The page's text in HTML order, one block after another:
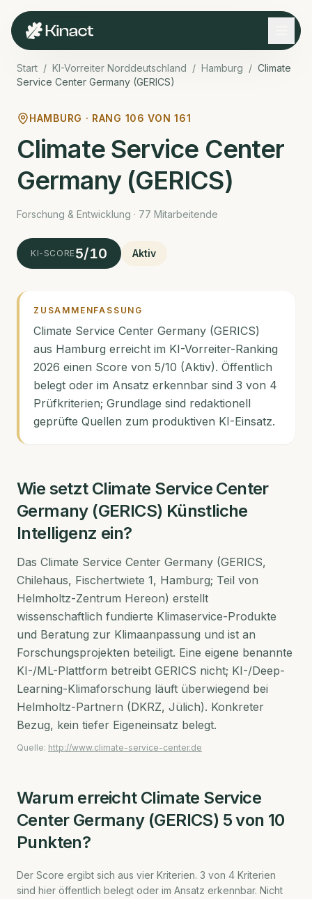
Start / KI-Vorreiter Norddeutschland / Hamburg / Climate
Service Center Germany (GERICS)
HAMBURG · RANG 106 VON161
Climate Service Center
Germany (GERICS)
Forschung & Entwicklung · 77 Mitarbeitende
KI-SCORE5/10 Aktiv
ZUSAMMENFASSUNG
Climate Service Center Germany (GERICS)
aus Hamburg erreicht im KI-Vorreiter-Ranking
2026 einen Score von 5/10 (Aktiv). Öffentlich
belegt oder im Ansatz erkennbar sind 3 von 4
Prüfkriterien; Grundlage sind redaktionell
geprüfte Quellen zum produktiven KI-Einsatz.
Wie setzt Climate Service Center
Germany (GERICS) Künstliche
Intelligenz ein?
Das Climate Service Center Germany (GERICS,
Chilehaus, Fischertwiete 1, Hamburg; Teil von
Helmholtz-Zentrum Hereon) erstellt
wissenschaftlich fundierte Klimaservice-Produkte
und Beratung zur Klimaanpassung und ist an
Forschungsprojekten beteiligt. Eine eigene benannte
KI-/ML-Plattform betreibt GERICS nicht; KI-/Deep-
Learning-Klimaforschung läuft überwiegend bei
Helmholtz-Partnern (DKRZ, Jülich). Konkreter
Bezug, kein tiefer Eigeneinsatz belegt.
Quelle: http://www.climate-service-center.de
Warum erreicht Climate Service
Center Germany (GERICS) 5von 10
Punkten?
Der Score ergibt sich aus vier Kriterien. 3 von 4 Kriterien
sind hier öffentlich belegt oder im Ansatz erkennbar. Nicht